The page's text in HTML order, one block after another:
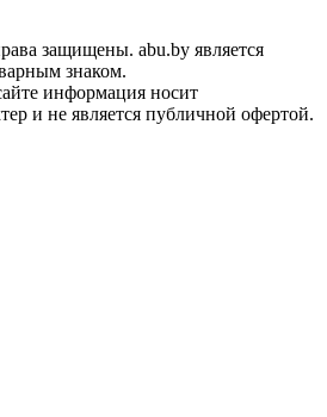
защищены. abu.by является
знаком.
информация носит
и не является публичной офертой.